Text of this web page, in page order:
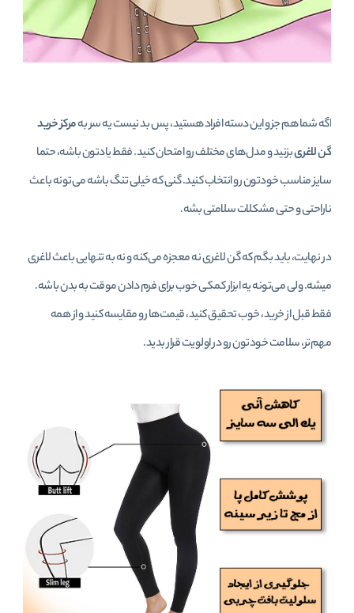
اگه شما هم جزو این دسته افراد هستید، پس بد نیست یه سر بهمرکز خرید
گن لاغریبزنید و مدل‌های مختلف رو امتحان کنید. فقط یادتون باشه، حتما
سایز مناسب خودتون رو انتخاب کنید. گنی که خیلی تنگ باشه می‌تونه باعث
ناراحتی و حتی مشکلات سلامتی بشه.
در نهایت، باید بگم که گن لاغری نه معجزه می‌کنه و نه به تنهایی باعث لاغری
میشه. ولی می‌تونه یه ابزار کمکی خوب برای فرم دادن موقت به بدن باشه.
فقط قبل از خرید، خوب تحقیق کنید، قیمت‌ها رو مقایسه کنید و از همه
مهم‌تر، سلامت خودتون رو در اولویت قرار بدید.